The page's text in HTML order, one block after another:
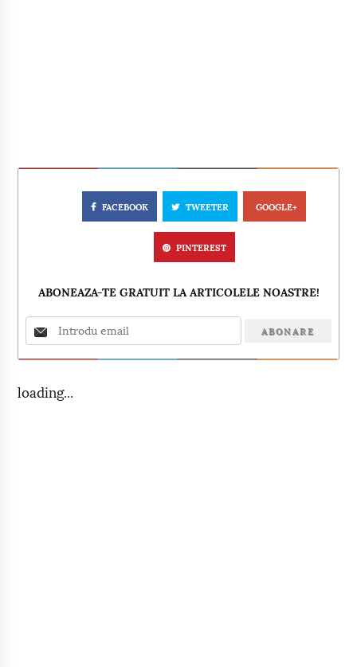
FACEBOOK TWEETER GOOGLE+
PINTEREST
ABONEAZA-TE GRATUIT LA ARTICOLELE NOASTRE!
loading...